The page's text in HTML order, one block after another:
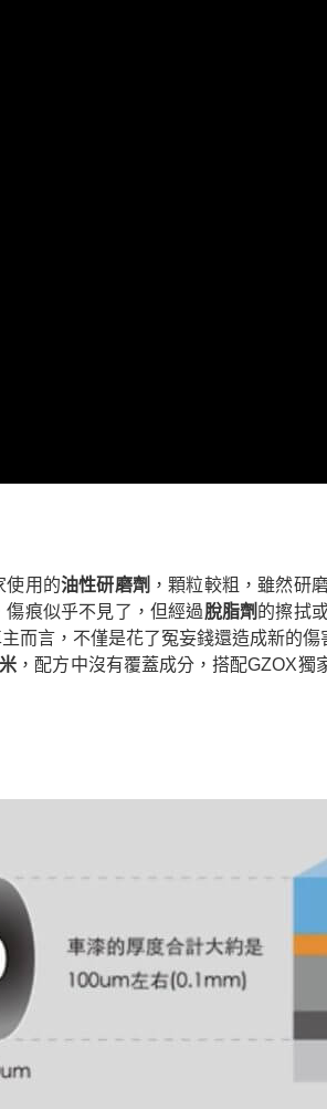
使用的油性研磨劑 ，顆粒較粗，雖然研
痕似乎不見了，但經過脫脂劑 的擦拭
而言，不僅是花了冤妄錢還造成新的傷
，配方中沒有覆蓋成分，搭配GZOX獨